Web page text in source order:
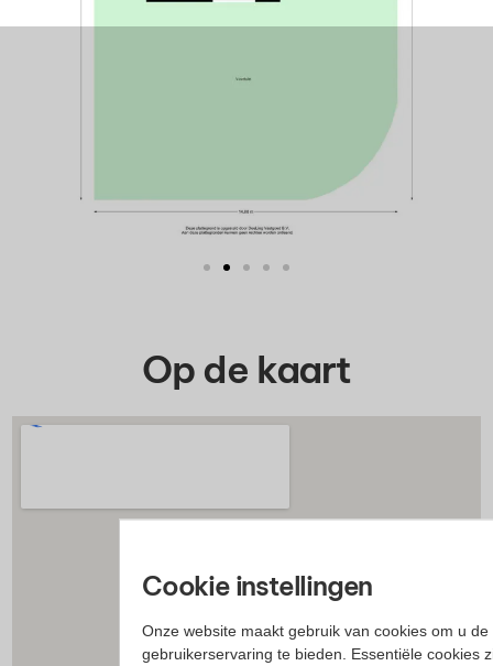
Op de kaart
Cookie instellingen
Onze website maakt gebruik van cookies om u
gebruikerservaring te bieden. Essentiële cookies